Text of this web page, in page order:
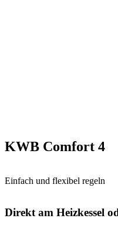
KWB Comfort 4
Einfach und flexibel regeln
Direkt am Heizkessel